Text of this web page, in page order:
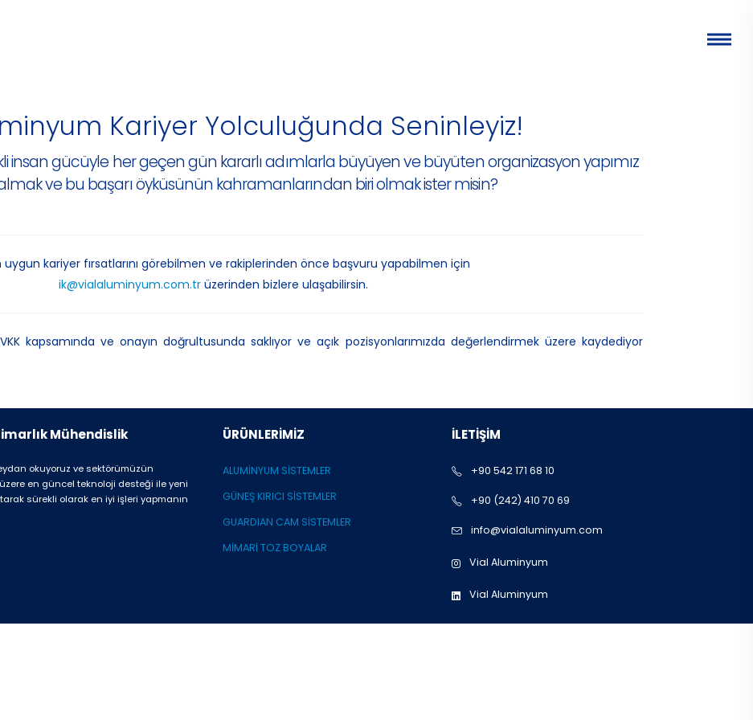
Kariyer Yolculuğunda Seninleyiz!
insan gücüyle her geçen gün kararlı adımlarla büyüyen ve büyüten organizasyon yapımız
ve bu başarı öyküsünün kahramanlarından biri olmak ister misin?
uygun kariyer fırsatlarını görebilmen ve rakiplerinden önce başvuru yapabilmen için
ik@vialaluminyum.com.trüzerinden bizlere ulaşabilirsin.
kapsamında ve onayın doğrultusunda saklıyor ve açık pozisyonlarımızda değerlendirmek üzere kaydediyor
Mühendislik
okuyoruz ve sektörümüzün
en güncel teknoloji desteği ile yeni
sürekli olarak en iyi işleri yapmanın
ÜRÜNLERİMİZ
ALUMİNYUM SİSTEMLER
GÜNEŞ KIRICI SİSTEMLER
GUARDIAN CAM SİSTEMLER
MİMARİ TOZ BOYALAR
İLETİŞİM
+90 542 171 68 10
+90 (242) 410 70 69
info@vialaluminyum.com
Vial Aluminyum
Vial Aluminyum